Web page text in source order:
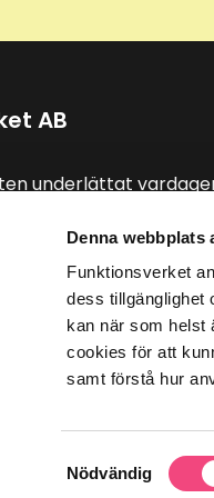
Denna webbplats
Funktionsverket
dess tillgänglighet
kan när som helst
cookies för att
samt förstå hur
Samtyckesval
Nödvändig
AB
underlättat